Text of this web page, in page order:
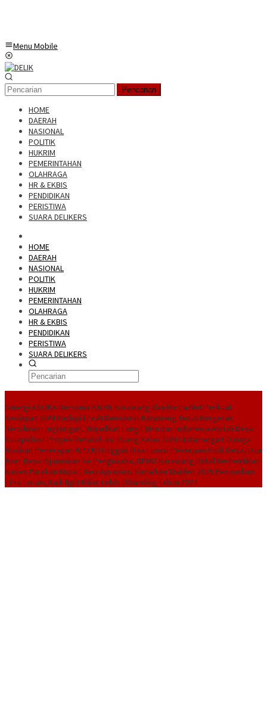
Menu Mobile
Pencarian
HOME
DAERAH
NASIONAL
POLITIK
HUKRIM
PEMERINTAHAN
OLAHRAGA
HR & EKBIS
PENDIDIKAN
PERISTIWA
SUARA DELIKERS
HOME
DAERAH
NASIONAL
POLITIK
HUKRIM
PEMERINTAHAN
OLAHRAGA
HR & EKBIS
PENDIDIKAN
PERISTIWA
SUARA DELIKERS
Sinergi ASOKA Bersama KADIN Karawang dan Metra-Net Perkuat
Kesiapan SDM Hadapi Era AI Demokrat Karawang Terus Bergerak
Bersihkan Lingkungan, Wujudkan Langit Biru dan Indonesia Asri di Desa
Kutapohaci Proyek Rehabilitasi Ruang Kelas SDN Ciptamarga II Diduga
Abaikan Penerapan APD K3 Enggak Bisa Lunasi Pekerjaan Fisik Desa, Dua
Aset Desa Dijaminkan ke Pengusaha, DPMD Karawang Bakal Berhentikan
Kades Parakan Bupati Aep Apresiasi Kenaikan Dividen 2025 Perumdam
Tirta Tarum, Naik Rp3 Miliar Lebih Dibanding Tahun 2024